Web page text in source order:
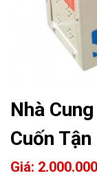
Nhà
Cuốn Tận
Giá: